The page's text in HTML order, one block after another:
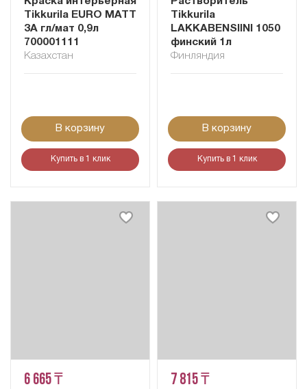
Tikkurila EURO MATT
3A гл/мат 0,9л
700001111
Казахстан
В корзину
Купить в 1 клик
Tikkurila
LAKKABENSIINI 1050
финский 1л
Финляндия
В корзину
Купить в 1 клик
6 665 ₸ 7 815 ₸